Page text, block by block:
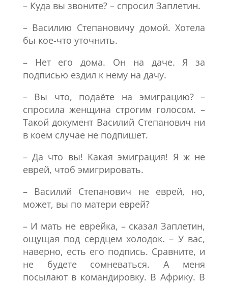
– Куда вы звоните? – спросил Заплетин.
– Василию Степановичу домой. Хотела
бы кое-что уточнить.
– Нет его дома. Он на даче. Я за
подписью ездил к нему на дачу.
– Вы что, подаёте на эмиграцию? –
спросила женщина строгим голосом. –
Такой документ Василий Степанович ни
в коем случае не подпишет.
– Да что вы! Какая эмиграция! Я ж не
еврей, чтоб эмигрировать.
– Василий Степанович не еврей, но,
может, вы по матери еврей?
– И мать не еврейка, – сказал Заплетин,
ощущая под сердцем холодок. – У вас,
наверно, есть его подпись. Сравните, и
не будете сомневаться. А меня
посылают в командировку. В Африку. В